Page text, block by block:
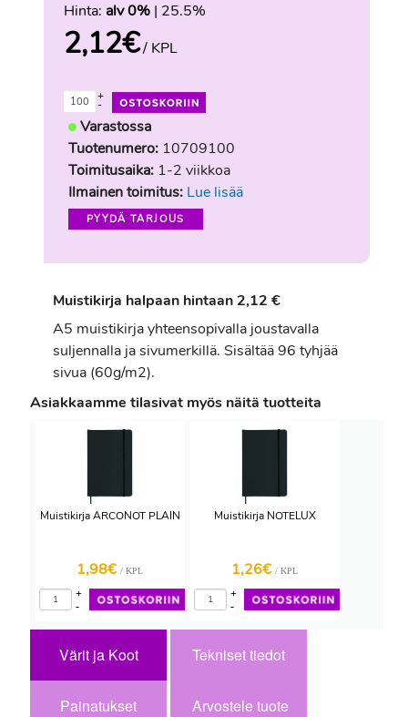
Hinta: alv 0% | 25.5%
2,12€/ KPL
-
+
Varastossa
Tuotenumero: 10709100
Toimitusaika: 1-2 viikkoa
Ilmainen toimitus: Lue lisää
PYYDÄ TARJOUS
Muistikirja halpaan hintaan 2,12 €
A5 muistikirja yhteensopivalla joustavalla
suljennalla ja sivumerkillä. Sisältää 96 tyhjää
sivua (60g/m2).
Asiakkaamme tilasivat myös näitä tuotteita
Muistikirja ARCONOT PLAIN
1,98€ / KPL
-
+
Muistikirja NOTELUX
1,26€ / KPL
-
+
Värit ja Koot Tekniset tiedot
Painatukset Arvostele tuote